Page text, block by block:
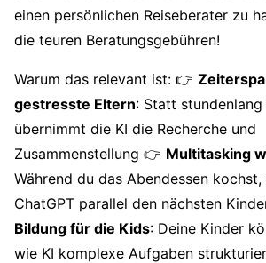
einen persönlichen Reiseberater zu
die teuren Beratungsgebühren!
Warum das relevant ist: 👉
gestresste Eltern: Statt
übernimmt die KI die Recherche und
Zusammenstellung 👉 Multitasking
Während du das Abendessen
ChatGPT parallel den nächsten
Bildung für die Kids: Deine Kinder
wie KI komplexe Aufgaben